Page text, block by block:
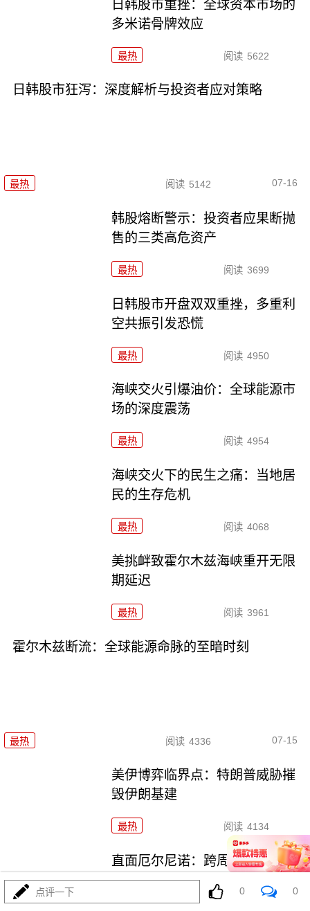
日韩股市重挫：全球资本市场的
多米诺骨牌效应
最热 阅读 5622
日韩股市狂泻：深度解析与投资者应对策略
最热 阅读 5142 07-16
韩股熔断警示：投资者应果断抛
售的三类高危资产
最热 阅读 3699
日韩股市开盘双双重挫，多重利
空共振引发恐慌
最热 阅读 4950
海峡交火引爆油价：全球能源市
场的深度震荡
最热 阅读 4954
海峡交火下的民生之痛：当地居
民的生存危机
最热 阅读 4068
美挑衅致霍尔木兹海峡重开无限
期延迟
最热 阅读 3961
霍尔木兹断流：全球能源命脉的至暗时刻
最热 阅读 4336 07-15
美伊博弈临界点：特朗普威胁摧
毁伊朗基建
最热 阅读 4134
直面厄尔尼诺：跨周期冲击与系
统性防御
点评一下 0 0